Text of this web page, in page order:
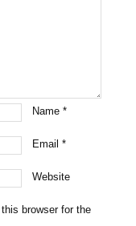
Name*
Email*
Website
browser for the